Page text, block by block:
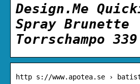
Design.Me
Spray Brunette
Torrschampo
http s://www.apotea.se ›